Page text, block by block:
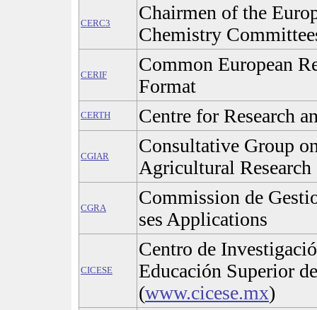
CERC3
Chairmen of the
Chemistry
CERIF
Common European
Format
CERTH Centre for Research
CGIAR
Consultative Group
Agricultural Research
CGRA
Commission de
ses Applications
CICESE
Centro de
Educación Superior
(www.cicese.mx)